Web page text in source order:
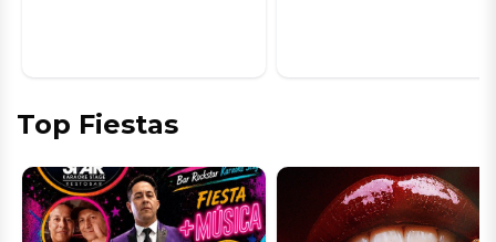
Top Fiestas